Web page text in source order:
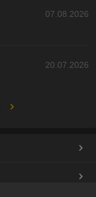
07.08.2026
20.07.2026